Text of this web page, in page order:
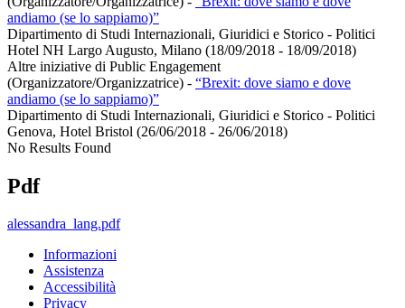
andiamo (se lo sappiamo)”
Dipartimento di Studi Internazionali, Giuridici e Storico - Politici
Hotel NH Largo Augusto, Milano (18/09/2018 - 18/09/2018)
Altre iniziative di Public Engagement
(Organizzatore/Organizzatrice) - “Brexit: dove siamo e dove
andiamo (se lo sappiamo)”
Dipartimento di Studi Internazionali, Giuridici e Storico - Politici
Genova, Hotel Bristol (26/06/2018 - 26/06/2018)
No Results Found
Pdf
alessandra_lang.pdf
Informazioni
Assistenza
Accessibilità
Privacy